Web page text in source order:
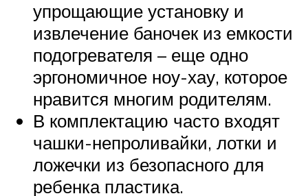
упрощающие установку и
извлечение баночек из емкости
подогревателя – еще одно
эргономичное ноу-хау, которое
нравится многим родителям.
В комплектацию часто входят
чашки-непроливайки, лотки и
ложечки из безопасного для
ребенка пластика.